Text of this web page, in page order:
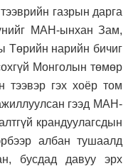
газрын дарга
МАН-ынхан Зам,
Төрийн нарийн бичиг
Монголын төмөр
тээвэр гэх хоёр том
гээд МАН-
крандуулагсдын
албан тушаалд
бусдад давуу эрх